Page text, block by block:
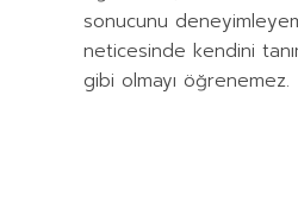
sonucunu
neticesinde kendini
gibi olmayı öğrenemez.